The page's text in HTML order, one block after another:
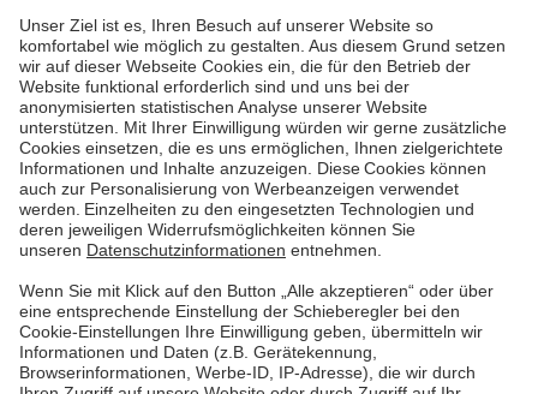
Bildnachweis: HUK-E-Barometer 2. Quartal 2025,
https://www.huk.de/fahrzeuge/ratgeber/elektroautos/e-
barometer.html
Graphik in Originalgröße anzeigen
💡 Aktuelle Entwicklungen bestätigen diesen Trend:
Das Bundesfinanzministerium hat im Oktober 2025
angekündigt, die Kfz-Steuerbefreiung für reine
Elektrofahrzeuge bis 2035 zu verlängern– ein
klares Signal für langfristige Planungssicherheit und
ein weiterer Anreiz für den Umstieg.